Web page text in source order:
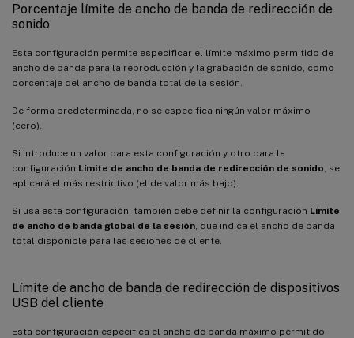
Porcentaje límite de ancho de banda de redirección de
sonido
Esta configuración permite especificar el límite máximo permitido de
ancho de banda para la reproducción y la grabación de sonido, como
porcentaje del ancho de banda total de la sesión.
De forma predeterminada, no se especifica ningún valor máximo
(cero).
Si introduce un valor para esta configuración y otro para la
configuración Límite de ancho de banda de redirección de sonido , se
aplicará el más restrictivo (el de valor más bajo).
Si usa esta configuración, también debe definir la configuración Límite
de ancho de banda global de la sesión , que indica el ancho de banda
total disponible para las sesiones de cliente.
Límite de ancho de banda de redirección de dispositivos
USB del cliente
Esta configuración especifica el ancho de banda máximo permitido